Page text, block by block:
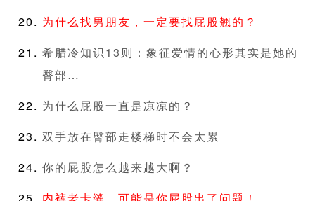
为什么找男朋友，一定要找屁股翘的？
希腊冷知识13则：象征爱情的心形其实是她的
臀部…
为什么屁股一直是凉凉的？
双手放在臀部走楼梯时不会太累
你的屁股怎么越来越大啊？